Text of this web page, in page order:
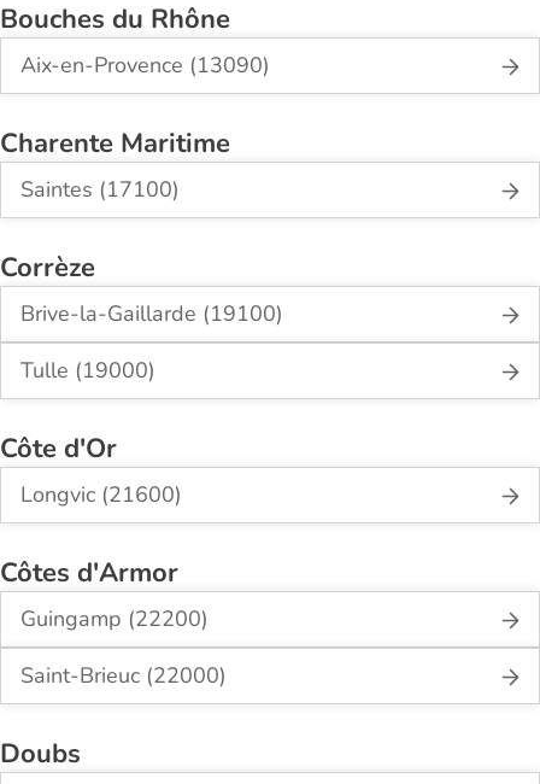
Bouches du Rhône
Aix-en-Provence (13090)
Charente Maritime
Saintes (17100)
Corrèze
Brive-la-Gaillarde (19100)
Tulle (19000)
Côte d'Or
Longvic (21600)
Côtes d'Armor
Guingamp (22200)
Saint-Brieuc (22000)
Doubs